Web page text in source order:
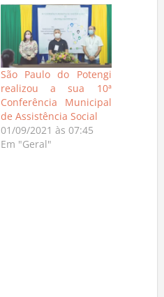
São Paulo do Potengi
realizou a sua 10ª
Conferência Municipal
de Assistência Social
01/09/2021 às 07:45
Em "Geral"